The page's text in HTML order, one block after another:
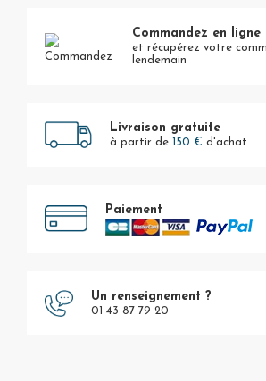
Commandez en ligne
et récupérez votre
lendemain
Livraison gratuite
à partir de 150 € d'achat
Paiement
Un renseignement ?
01 43 87 79 20